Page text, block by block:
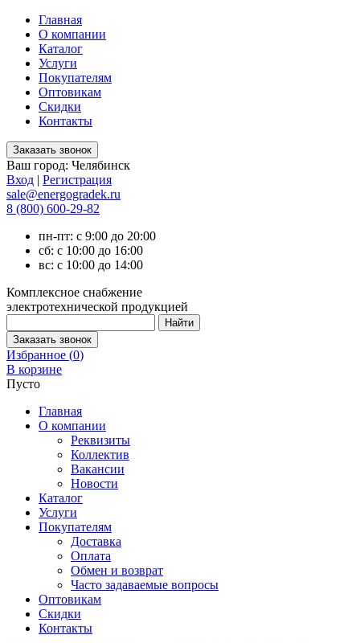
Главная
О компании
Каталог
Услуги
Покупателям
Оптовикам
Скидки
Контакты
Ваш город: Челябинск
Вход | Регистрация
sale@energogradek.ru
8 (800) 600-29-82
пн-пт: с 9:00 до 20:00
сб: с 10:00 до 16:00
вс: с 10:00 до 14:00
Комплексное снабжение
электротехнической продукцией
Избранное (0)
В корзине
Пусто
Главная
О компании
Реквизиты
Коллектив
Вакансии
Новости
Каталог
Услуги
Покупателям
Доставка
Оплата
Обмен и возврат
Часто задаваемые вопросы
Оптовикам
Скидки
Контакты